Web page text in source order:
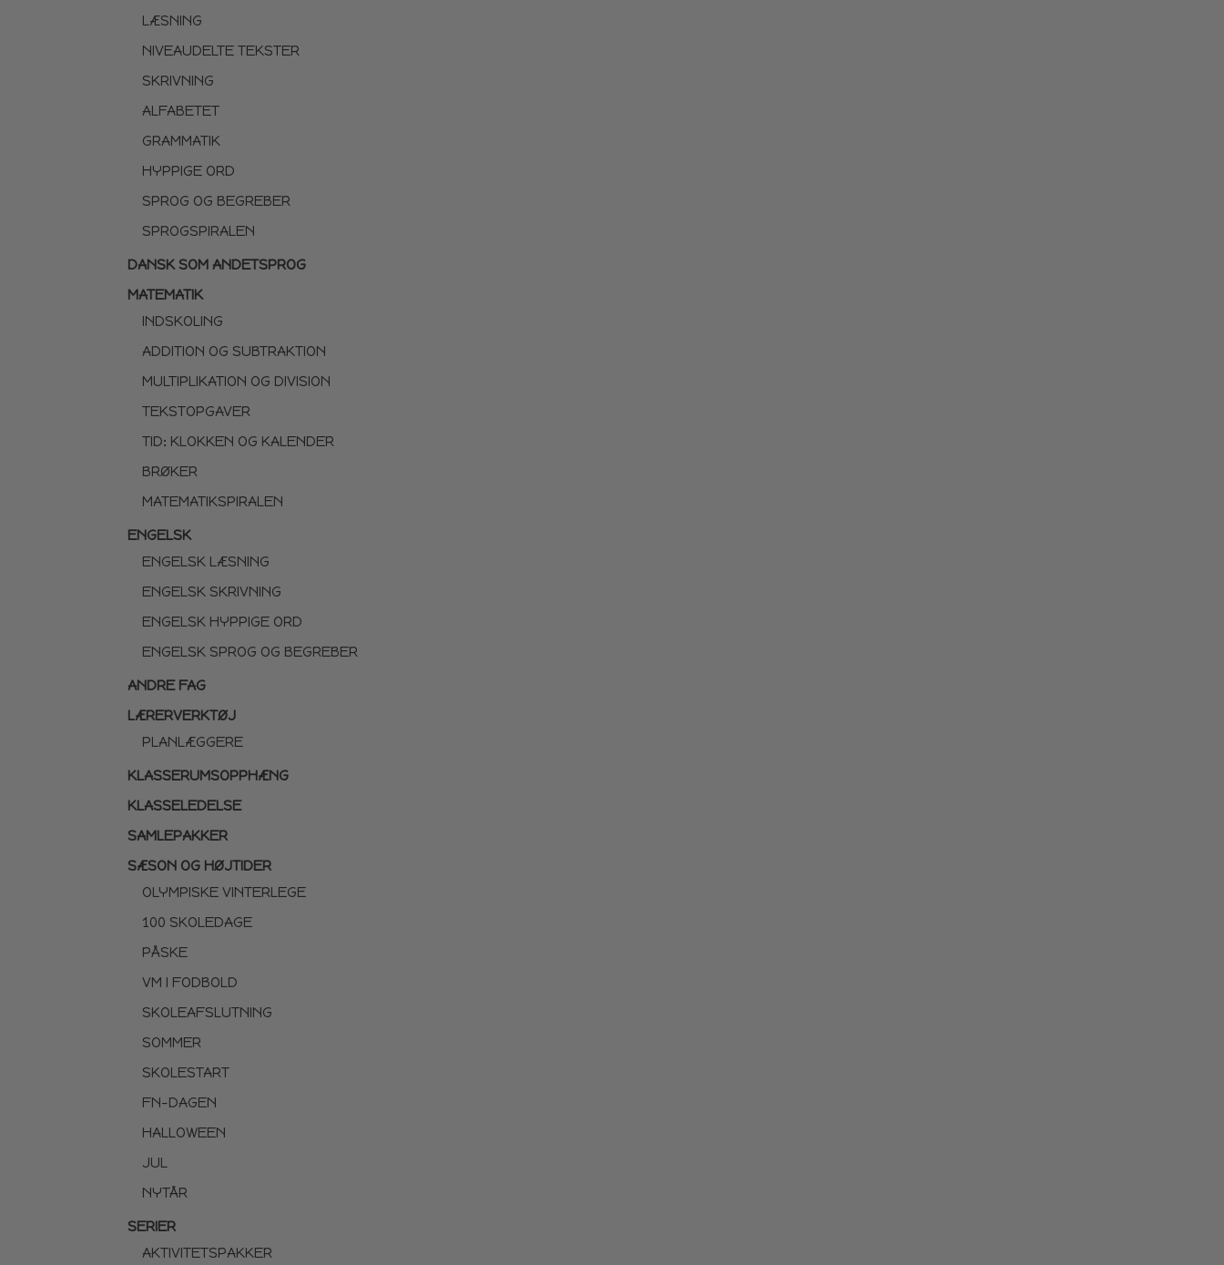
LÆSNING
NIVEAUDELTE TEKSTER
SKRIVNING
ALFABETET
GRAMMATIK
HYPPIGE ORD
SPROG OG BEGREBER
SPROGSPIRALEN
DANSK SOM ANDETSPROG
MATEMATIK
INDSKOLING
ADDITION OG SUBTRAKTION
MULTIPLIKATION OG DIVISION
TEKSTOPGAVER
TID: KLOKKEN OG KALENDER
BRØKER
MATEMATIKSPIRALEN
ENGELSK
ENGELSK LÆSNING
ENGELSK SKRIVNING
ENGELSK HYPPIGE ORD
ENGELSK SPROG OG BEGREBER
ANDRE FAG
LÆRERVERKTØJ
PLANLÆGGERE
KLASSERUMSOPPHÆNG
KLASSELEDELSE
SAMLEPAKKER
SÆSON OG HØJTIDER
OLYMPISKE VINTERLEGE
100 SKOLEDAGE
PÅSKE
VM I FODBOLD
SKOLEAFSLUTNING
SOMMER
SKOLESTART
FN-DAGEN
HALLOWEEN
JUL
NYTÅR
SERIER
AKTIVITETSPAKKER